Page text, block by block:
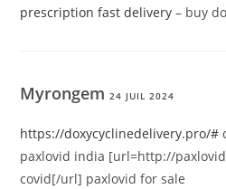
prescription fast delivery – buy
Myrongem24 JUIL 2024
https://doxycyclinedelivery.pro/#
paxlovid india [url=http://
covid[/url] paxlovid for sale